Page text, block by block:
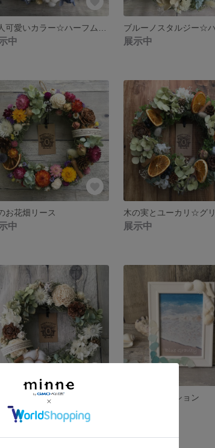
中 展示中
お花畑リース
中 展示中
ボタニカルリース
中
シーグラデーション